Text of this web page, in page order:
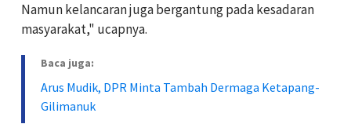
Namun kelancaran juga bergantung pada kesadaran
masyarakat," ucapnya.
Baca juga:
Arus Mudik, DPR Minta Tambah Dermaga Ketapang-
Gilimanuk